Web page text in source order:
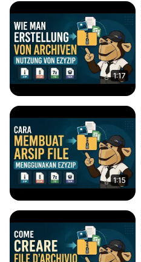
1:17
1:15